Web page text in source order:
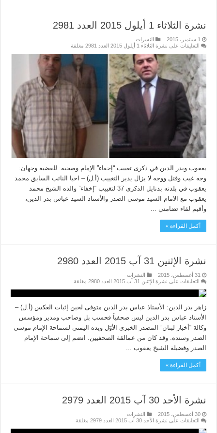
نشرة الثلاثاء 1 أيلول 2015 العدد 2981
1 سبتمبر، 2015
النشرات
التعليقات على نشرة الثلاثاء 1 أيلول 2015 العدد 2981 مغلقة
يعقوب وبدر الدين في ذكرى تغييب “إخفاء” الإمام وصحبه: للقضية وجهان:
وجه غيب وقتل ووجه لا يزال يدير التغييب (أ.ل) – احيا النائب السابق محمد
يعقوب في بلدته بدنايل الذكرى 37 لتغييب “إخفاء” والده الشيخ محمد
يعقوب مع الامام السيد موسى الصدر والأستاذ السيد عباس بدر الدين،
وأقيم لقاء تضامني ...
أكمل القراءة »
نشرة الإثنين 31 آب 2015 العدد 2980
31 أغسطس، 2015
النشرات
التعليقات على نشرة الإثنين 31 آب 2015 العدد 2980 مغلقة
زاهر بدر الدين: الأستاذ عباس بدر الدين متوفى لحين إثبات العكس (أ.ل) –
الأستاذ عباس بدر الدين ليس صحفياً فحسب بل وصاحب ومدير ومؤسس
وكالة “أخبار لبنان” المصدر الخبري الأوّل ويده اليمنى لسماحة الإمام موسى
الصدر وسنده. وقد كان من عمالقة الصحفيين. انضم إلى سماحة الإمام
الصدر وفضيلة الشيخ يعقوب ...
أكمل القراءة »
نشرة الأحد 30 آب 2015 العدد 2979
30 أغسطس، 2015
النشرات
التعليقات على نشرة الأحد 30 آب 2015 العدد 2979 مغلقة